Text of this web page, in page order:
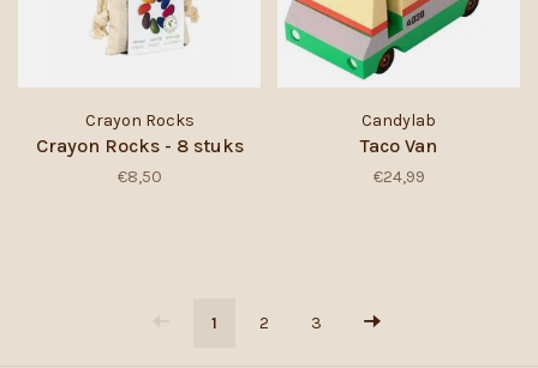
Crayon Rocks
Crayon Rocks - 8 stuks
€8,50
Candylab
Taco Van
€24,99
1 2 3